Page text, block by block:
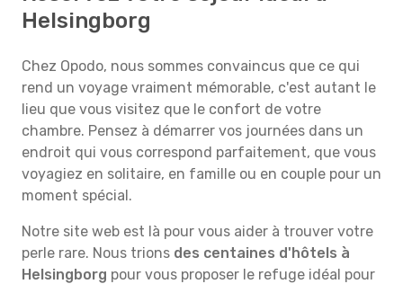
Helsingborg
Chez Opodo, nous sommes convaincus que ce qui
rend un voyage vraiment mémorable, c'est autant le
lieu que vous visitez que le confort de votre
chambre. Pensez à démarrer vos journées dans un
endroit qui vous correspond parfaitement, que vous
voyagiez en solitaire, en famille ou en couple pour un
moment spécial.
Notre site web est là pour vous aider à trouver votre
perle rare. Nous trions des centaines d'hôtels à
Helsingborg pour vous proposer le refuge idéal pour